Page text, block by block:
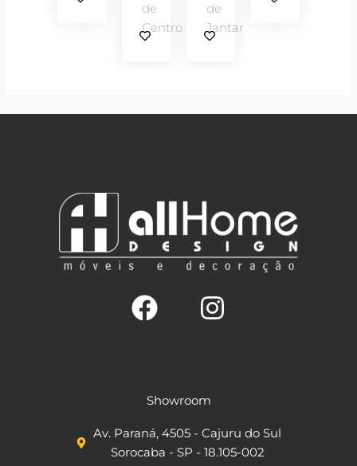
de
Centro
de
Jantar
c
e
b
t
a
Showroom
Av. Paraná, 4505 - Cajuru do Sul
Sorocaba - SP - 18.105-002